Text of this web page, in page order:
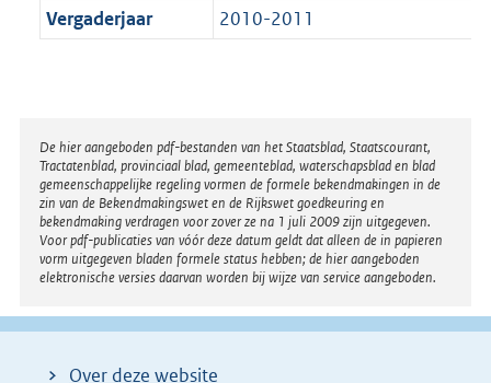
Vergaderjaar
2010-2011
Disclaimer
De hier aangeboden pdf-bestanden van het Staatsblad, Staatscourant,
Tractatenblad, provinciaal blad, gemeenteblad, waterschapsblad en blad
gemeenschappelijke regeling vormen de formele bekendmakingen in de
zin van de Bekendmakingswet en de Rijkswet goedkeuring en
bekendmaking verdragen voor zover ze na 1 juli 2009 zijn uitgegeven.
Voor pdf-publicaties van vóór deze datum geldt dat alleen de in papieren
vorm uitgegeven bladen formele status hebben; de hier aangeboden
elektronische versies daarvan worden bij wijze van service aangeboden.
Over deze website